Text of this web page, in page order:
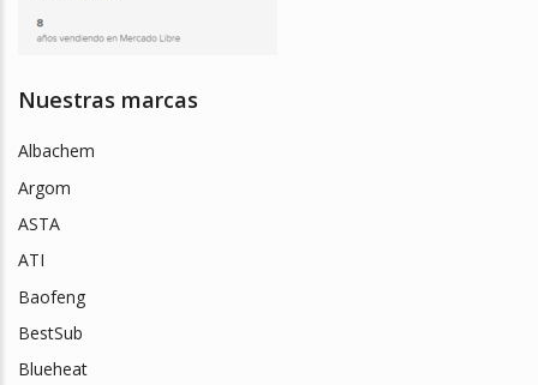
Nuestras marcas
Albachem
Argom
ASTA
ATI
Baofeng
BestSub
Blueheat